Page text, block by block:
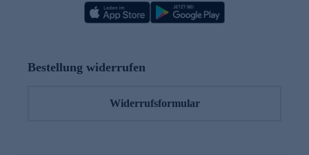
Bestellung widerrufen
Widerrufsformular